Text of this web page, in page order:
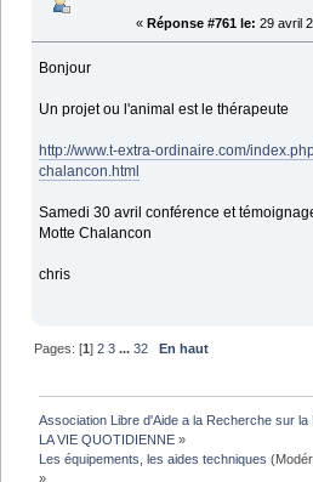
« Réponse #761 le: 29 avril
Bonjour
Un projet ou l'animal est le thérapeute
http://www.t-extra-ordinaire.com/
chalancon.html
Samedi 30 avril conférence et
Motte Chalancon
chris
Pages: [1]2 3 ...32
En haut
Association Libre d'Aide a la Recherche sur la
LA VIE QUOTIDIENNE »
Les équipements, les aides techniques
»